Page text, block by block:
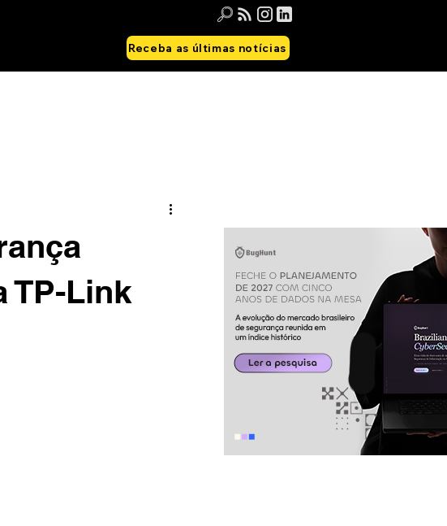
Receba as últimas notícias
TP-Link